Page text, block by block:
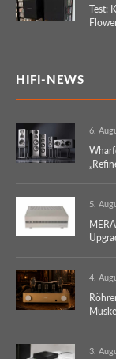
Test:
HIFI-NEWS
6.
5.
4.
3.